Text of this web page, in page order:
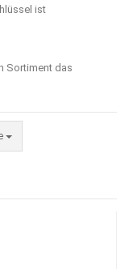
ist
Sortiment das